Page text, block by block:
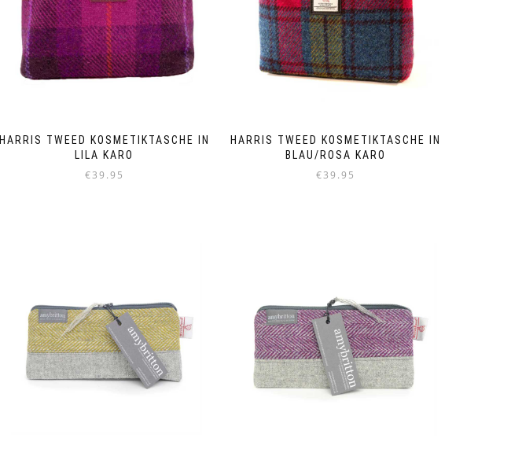
HARRIS TWEED KOSMETIKTASCHE IN
LILA KARO
€39.95
HARRIS TWEED KOSMETIKTASCHE IN
BLAU/ROSA KARO
€39.95